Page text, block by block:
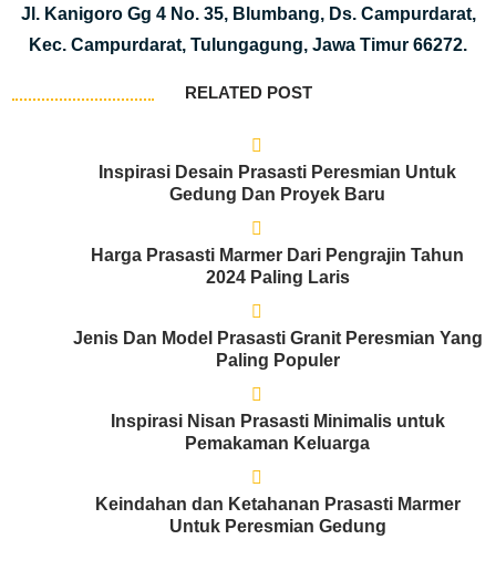
Jl. Kanigoro Gg 4 No. 35, Blumbang, Ds. Campurdarat,
Kec. Campurdarat, Tulungagung, Jawa Timur 66272.
RELATED POST
Inspirasi Desain Prasasti Peresmian Untuk
Gedung Dan Proyek Baru
Harga Prasasti Marmer Dari Pengrajin Tahun
2024 Paling Laris
Jenis Dan Model Prasasti Granit Peresmian Yang
Paling Populer
Inspirasi Nisan Prasasti Minimalis untuk
Pemakaman Keluarga
Keindahan dan Ketahanan Prasasti Marmer
Untuk Peresmian Gedung